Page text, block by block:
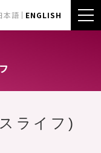
本語 ENGLISH
ライフ)